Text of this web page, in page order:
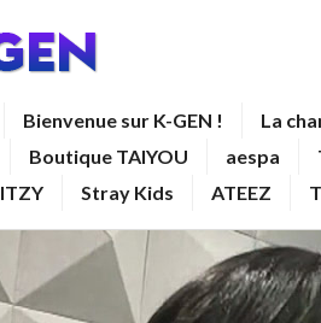
Bienvenue sur K-GEN ! La
Boutique TAIYOU aespa
ITZY Stray Kids ATEEZ